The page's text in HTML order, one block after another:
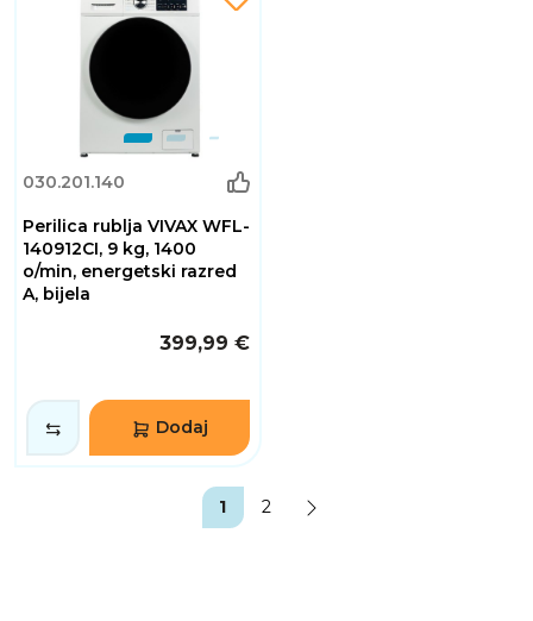
030.201.140
Perilica rublja VIVAX WFL-
140912CI, 9 kg, 1400
o/min, energetski razred
A, bijela
399,99 €
Dodaj
1 2